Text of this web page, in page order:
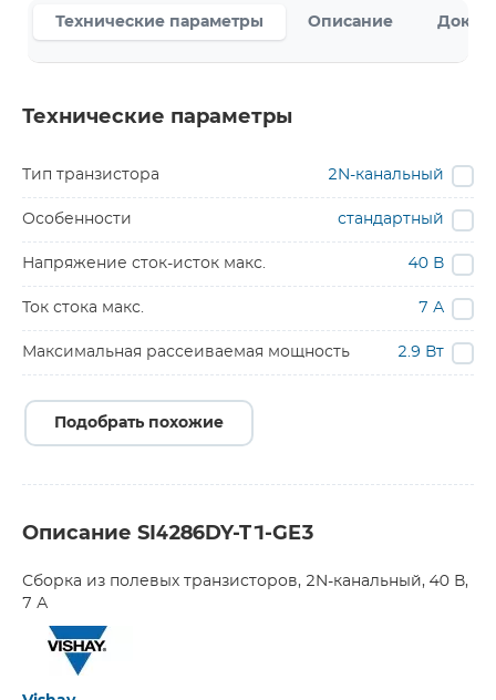
Технические параметры Описание
Технические параметры
Тип транзистора 2N-канальный
Особенности стандартный
Напряжение сток-исток макс. 40 В
Ток стока макс. 7 А
Максимальная рассеиваемая мощность 2.9 Вт
Подобрать похожие
Описание SI4286DY-T1-GE3
Сборка из полевых транзисторов, 2N-канальный, 40 В,
7 А